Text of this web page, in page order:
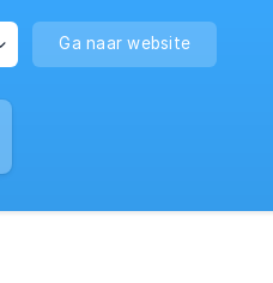
Ga naar website